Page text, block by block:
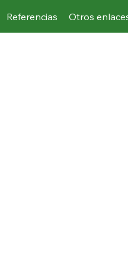
Referencias Otros